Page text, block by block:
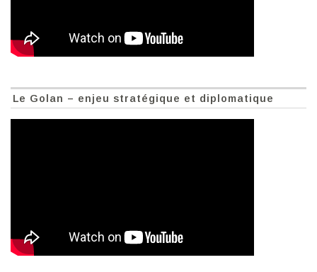
Le Golan – enjeu stratégique et diplomatique